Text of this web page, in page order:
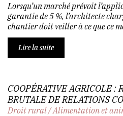
Lorsqu’un marché prévoit
garantie de 5 %, l’architecte
chantier doit veiller à ce que ce
Lire la suite
COOPÉRATIVE AGRICOLE :
BRUTALE DE RELATIONS
Droit rural/Alimentation et